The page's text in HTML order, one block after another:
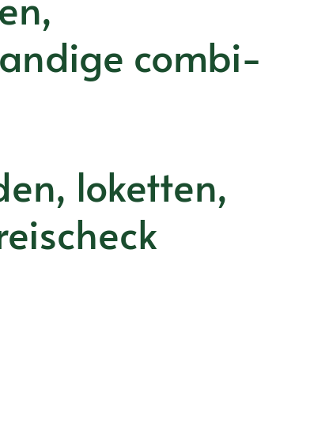
combi-
loketten,